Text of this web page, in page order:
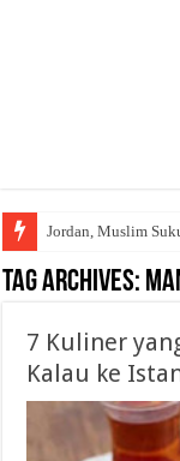
Jordan, Muslim
Tag Archives:
7 Kuliner
Kalau ke